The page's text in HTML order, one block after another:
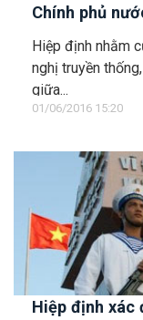
Chính phủ
Nam và
Nhân dân Lào
Hiệp định nhằm
nghị truyền
giữa...
01/06/2016 15:20
Hiệp định xác